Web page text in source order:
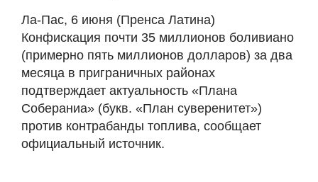
Ла-Пас, 6 июня (Пренса Латина)
Конфискация почти 35 миллионов боливиано
(примерно пять миллионов долларов) за два
месяца в приграничных районах
подтверждает актуальность «Плана
Собераниа» (букв. «План суверенитет»)
против контрабанды топлива, сообщает
официальный источник.